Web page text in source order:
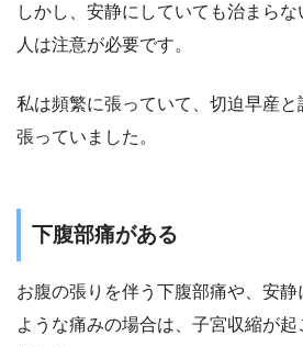
しかし、 安静にしていても治まらな
人は注意が必要です。
私は頻繁に張っていて、切迫早産と
張っていました。
下腹部痛がある
お腹の張りを伴う下腹部痛や、安
ような痛みの場合は、子宮収縮が